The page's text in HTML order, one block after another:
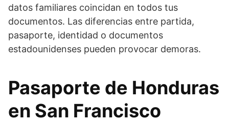
datos familiares coincidan en todos tus
documentos. Las diferencias entre partida,
pasaporte, identidad o documentos
estadounidenses pueden provocar demoras.
Pasaporte de Honduras
en San Francisco